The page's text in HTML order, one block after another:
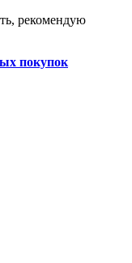
рекомендую
покупок